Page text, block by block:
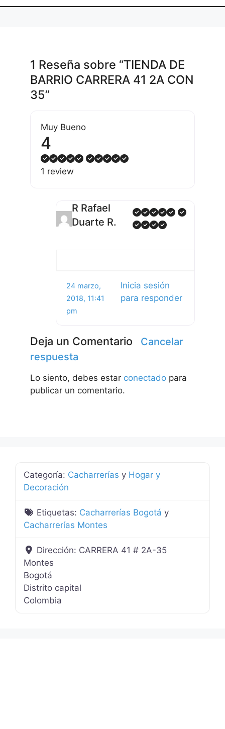
1 Reseña sobre “TIENDA DE
BARRIO CARRERA 41 2A CON
35”
Muy Bueno
4
1 review
R Rafael
Duarte R.
24 marzo,
2018, 11:41
pm
Inicia sesión
para responder
Deja un Comentario
Cancelar
respuesta
Lo siento, debes estar conectado para
publicar un comentario.
Categoría: Cacharrerías y Hogar y
Decoración
Etiquetas: Cacharrerías Bogotá y
Cacharrerías Montes
Dirección: CARRERA 41 # 2A-35
Montes
Bogotá
Distrito capital
Colombia